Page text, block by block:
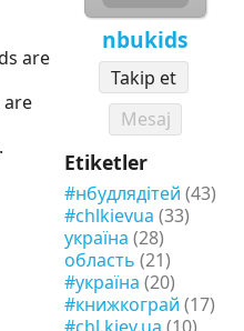
nbukids
Takip et
Mesaj
Etiketler
#нбудлядітей (43)
#chlkievua (33)
україна (28)
область (21)
#україна (20)
#книжкограй (17)
are
are